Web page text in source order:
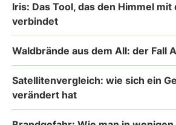
Iris: Das Tool, das den Himmel mit
verbindet
Waldbrände aus dem All: der Fall
Satellitenvergleich: wie sich ein
verändert hat